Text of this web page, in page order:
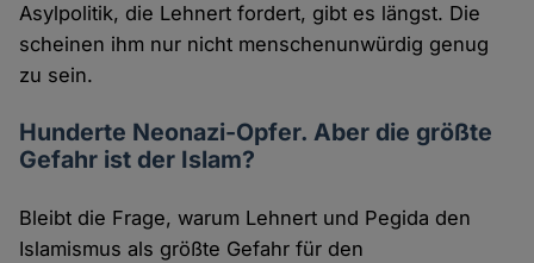
Asylpolitik, die Lehnert fordert, gibt es längst. Die
scheinen ihm nur nicht menschenunwürdig genug
zu sein.
Hunderte Neonazi-Opfer. Aber die größte
Gefahr ist der Islam?
Bleibt die Frage, warum Lehnert und Pegida den
Islamismus als größte Gefahr für den